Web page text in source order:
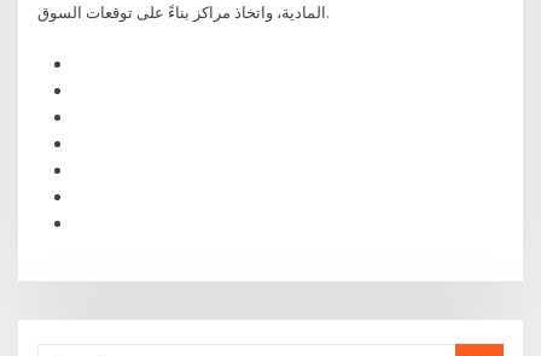
المادية، واتخاذ مراكز بناءً على توقعات السوق.